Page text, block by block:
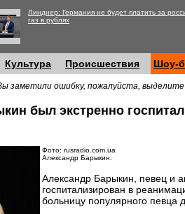
Линднер: Германия не будет платить за
газ в рублях
Культура Происшествия Шоу-
заметили ошибку, пожалуйста,
был экстренно
Фото: rusradio.com.ua
Александр Барыкин.
Александр Барыкин, певец и
госпитализирован в
больницу популярного певца